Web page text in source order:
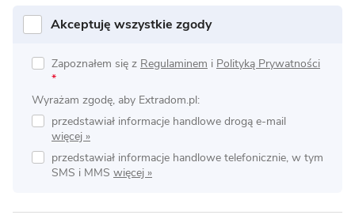
Akceptuję wszystkie zgody
Zapoznałem się z Regulaminem i Polityką Prywatności
*
Wyrażam zgodę, aby Extradom.pl:
przedstawiał informacje handlowe drogą e-mail
przedstawiał informacje handlowe telefonicznie, w tym
SMS i MMS